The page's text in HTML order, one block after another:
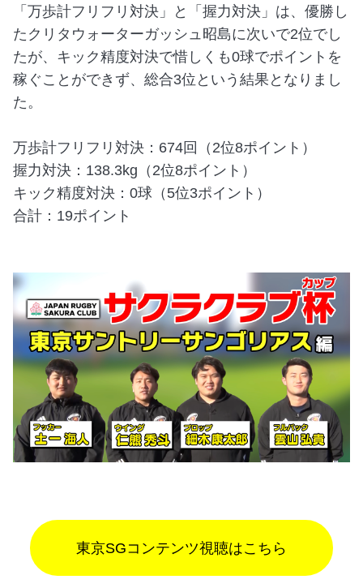
「万歩計フリフリ対決」と「握力対決」は、優勝し
たクリタウォーターガッシュ昭島に次いで2位でし
たが、キック精度対決で惜しくも0球でポイントを
稼ぐことができず、総合3位という結果となりまし
た。
万歩計フリフリ対決：674回（2位8ポイント）
握力対決：138.3kg（2位8ポイント）
キック精度対決：0球（5位3ポイント）
合計：19ポイント
東京SGコンテンツ視聴はこちら